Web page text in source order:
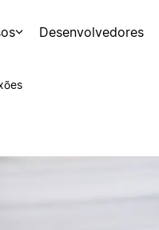
Desenvolvedores